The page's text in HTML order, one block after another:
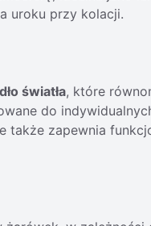
uroku przy kolacji.
światła, które
do
zapewnia